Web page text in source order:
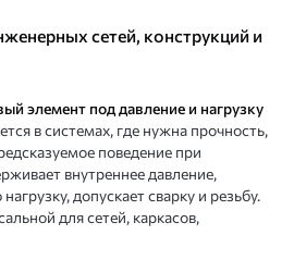
сетей, конструкций и
элемент под давление и нагрузку
в системах, где нужна прочность,
поведение при
внутреннее давление,
допускает сварку и резьбу.
для сетей, каркасов,